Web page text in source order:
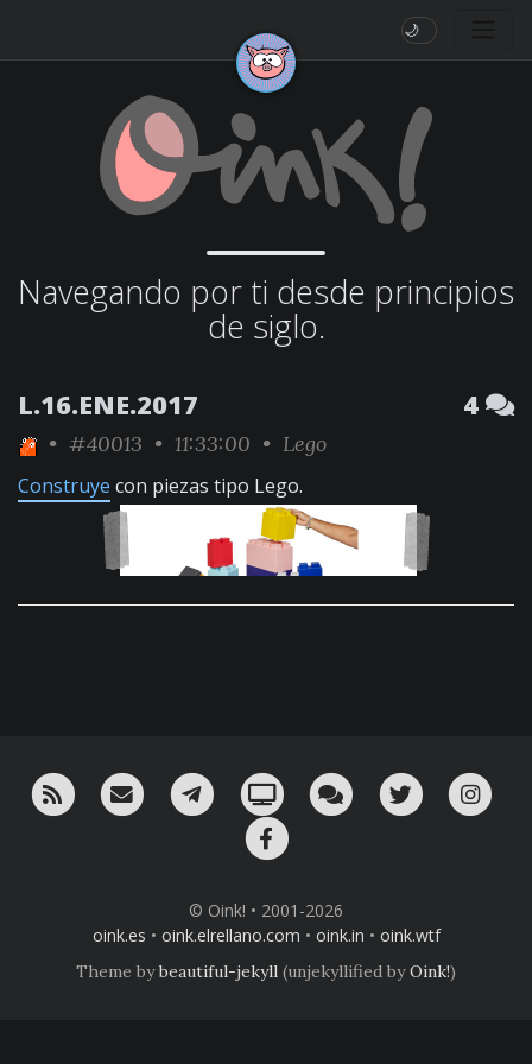
🌙
Navegando por ti desde principios
de siglo.
L.16.ENE.2017 4
• #40013 • 11:33:00 • Lego
Construye con piezas tipo Lego.
RSS ¡Mándame un email!¡Nuestro canal en Telegram!
Oink! TV Charla con nosotros
Twitter
© Oink! • 2001-2026
oink.es • oink.elrellano.com • oink.in • oink.wtf
Theme bybeautiful-jekyll (unjekyllified byOink!)